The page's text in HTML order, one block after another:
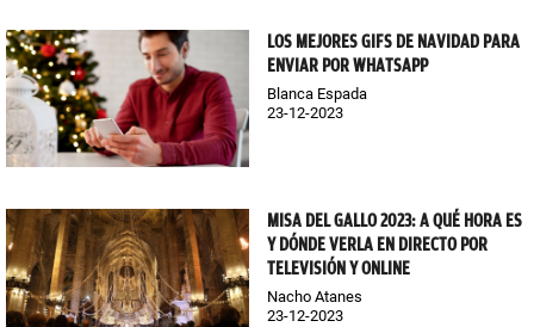
LOS MEJORES GIFS DE NAVIDAD PARA
ENVIAR POR WHATSAPP
Blanca Espada
23-12-2023
MISA DEL GALLO 2023: A QUÉ HORA ES
Y DÓNDE VERLA EN DIRECTO POR
TELEVISIÓN Y ONLINE
Nacho Atanes
23-12-2023